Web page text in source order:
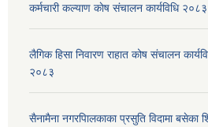
कर्मचारी कल्याण काेष संचालन कार्यविधि २०८३
लैगिक हिसा निवारण राहात कोष संचालन
२०८३
सैनामैना नगरपािलकाका प्रसुति विदामा बसेका